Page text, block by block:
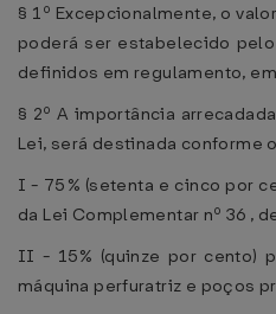
§ 1º Excepcionalmente, o
poderá ser estabelecido
definidos em regulamento,
§ 2º A importância
Lei, será destinada conforme
I - 75% (setenta e cinco por
da Lei Complementar nº 36 ,
II - 15% (quinze por cento)
máquina perfuratriz e poços